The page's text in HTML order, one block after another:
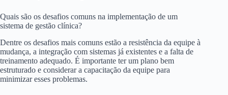
Quais são os desafios comuns na implementação de um
sistema de gestão clínica?
Dentre os desafios mais comuns estão a resistência da equipe à
mudança, a integração com sistemas já existentes e a falta de
treinamento adequado. É importante ter um plano bem
estruturado e considerar a capacitação da equipe para
minimizar esses problemas.